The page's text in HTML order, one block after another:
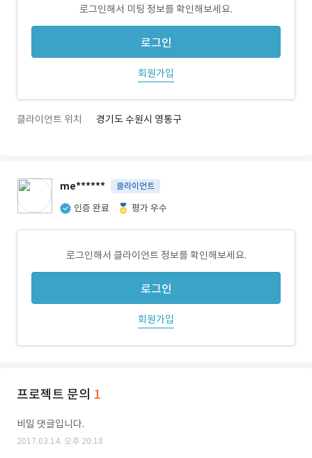
로그인해서 미팅 정보를 확인해보세요.
로그인
회원가입
클라이언트 위치 경기도 수원시 영통구
me****** 클라이언트
인증 완료 평가 우수
로그인해서 클라이언트 정보를 확인해보세요.
로그인
회원가입
프로젝트 문의 1
비밀 댓글입니다.
2017.03.14. 오후 20:18